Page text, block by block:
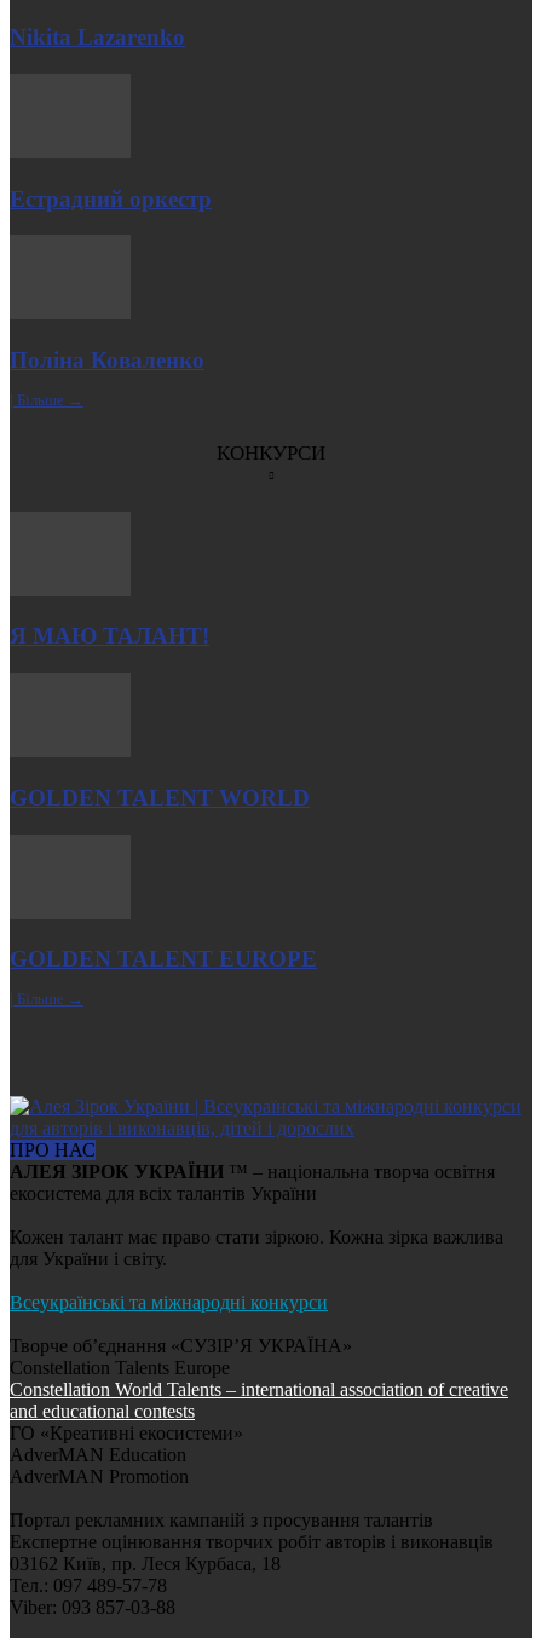
Nikita Lazarenko
Естрадний оркестр
Поліна Коваленко
| Більше →
КОНКУРСИ
Я МАЮ ТАЛАНТ!
GOLDEN TALENT WORLD
GOLDEN TALENT EUROPE
| Більше →
ПРО НАС
АЛЕЯ ЗІРОК УКРАЇНИ ™ – національна творча освітня
екосистема для всіх талантів України
Кожен талант має право стати зіркою. Кожна зірка важлива
для України і світу.
Всеукраїнські та міжнародні конкурси
Творче об’єднання «СУЗІР’Я УКРАЇНА»
Constellation Talents Europe
Constellation World Talents – international association of creative
and educational contests
ГО «Креативні екосистеми»
AdverMAN Education
AdverMAN Promotion
Портал рекламних кампаній з просування талантів
Експертне оцінювання творчих робіт авторів і виконавців
03162 Київ, пр. Леся Курбаса, 18
Тел.: 097 489-57-78
Viber: 093 857-03-88